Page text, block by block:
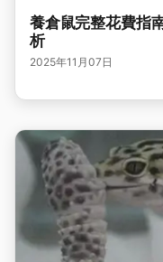
養倉鼠完整花費指
析
2025年11月07日